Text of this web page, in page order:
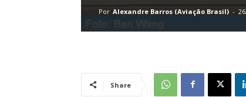
Por Alexandre Barros (Aviação Brasil) -
Share